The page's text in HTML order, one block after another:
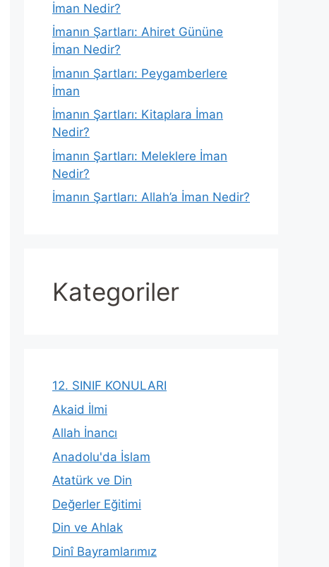
İman Nedir?
İmanın Şartları: Ahiret Gününe
İman Nedir?
İmanın Şartları: Peygamberlere
İman
İmanın Şartları: Kitaplara İman
Nedir?
İmanın Şartları: Meleklere İman
Nedir?
İmanın Şartları: Allah’a İman Nedir?
Kategoriler
12. SINIF KONULARI
Akaid İlmi
Allah İnancı
Anadolu'da İslam
Atatürk ve Din
Değerler Eğitimi
Din ve Ahlak
Dinî Bayramlarımız